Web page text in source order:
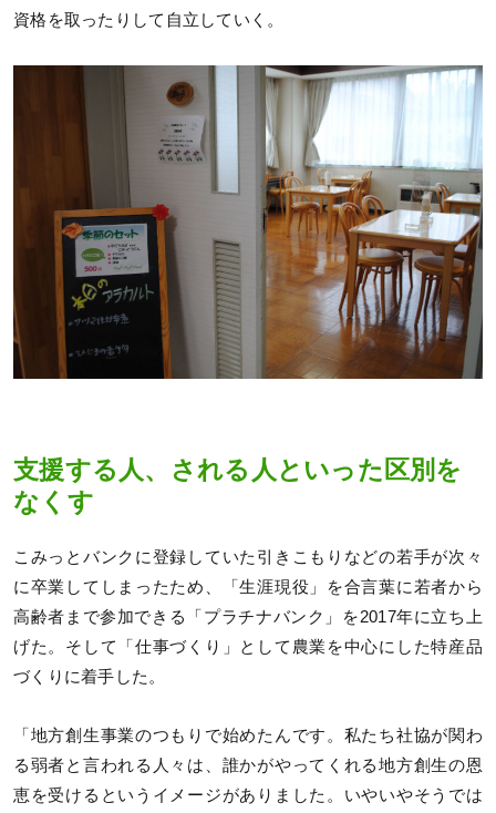
資格を取ったりして自立していく。
支援する人、される人といった区別を
なくす
こみっとバンクに登録していた引きこもりなどの若手が次々
に卒業してしまったため、「生涯現役」を合言葉に若者から
高齢者まで参加できる「プラチナバンク」を2017年に立ち上
げた。そして「仕事づくり」として農業を中心にした特産品
づくりに着手した。
「地方創生事業のつもりで始めたんです。私たち社協が関わ
る弱者と言われる人々は、誰かがやってくれる地方創生の恩
恵を受けるというイメージがありました。いやいやそうでは